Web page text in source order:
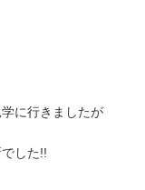
に行きましたが
した!!